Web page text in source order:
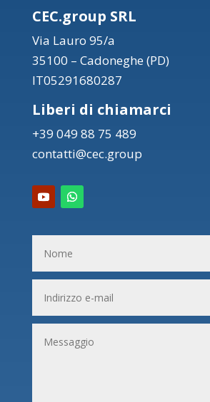
CEC.group SRL
Via Lauro 95/a
35100 – Cadoneghe (PD)
IT05291680287
Liberi di chiamarci
+39 049 88 75 489
contatti@cec.group